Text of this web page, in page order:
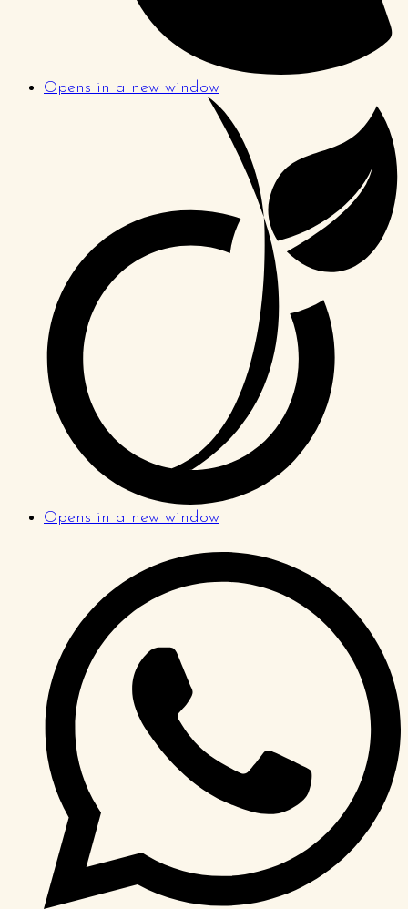
Opens in a new window
Opens in a new window